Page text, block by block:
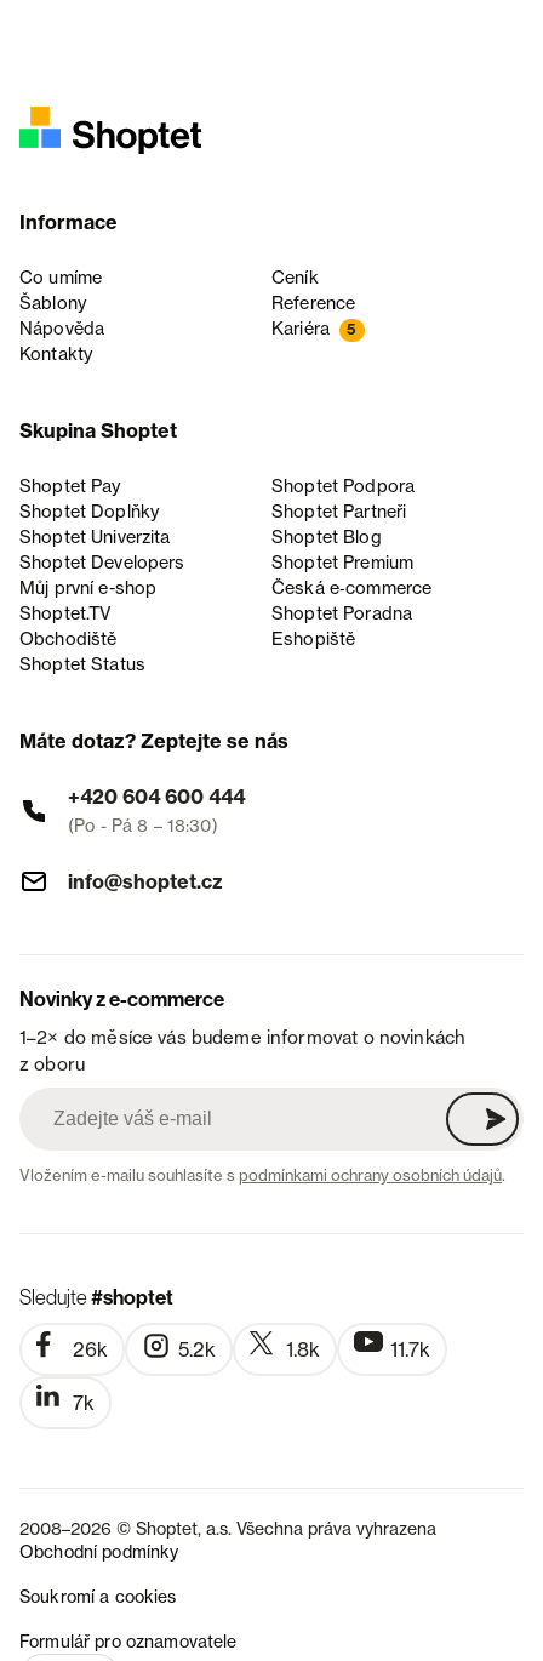
Informace
Co umíme
Ceník
Šablony
Reference
Nápověda
Kariéra 5
Kontakty
Skupina Shoptet
Shoptet Pay
Shoptet Podpora
Shoptet Doplňky
Shoptet Partneři
Shoptet Univerzita
Shoptet Blog
Shoptet Developers
Shoptet Premium
Můj první e-shop
Česká e‑commerce
Shoptet.TV
Shoptet Poradna
Obchodiště
Eshopiště
Shoptet Status
Máte dotaz? Zeptejte se nás
+420 604 600 444
(Po - Pá 8 – 18:30)
info@shoptet.cz
Novinky z e-commerce
1–2× do měsíce vás budeme informovat o novinkách
z oboru
Vložením e-mailu souhlasíte spodmínkami ochrany osobních údajů.
Sledujte#shoptet
26k 5.2k 1.8k 11.7k
7k
2008–2026 © Shoptet, a.s. Všechna práva vyhrazena
Obchodní podmínky
Soukromí a cookies
Formulář pro oznamovatele